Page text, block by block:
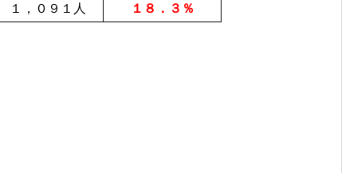
１，０９１人 １８．３％